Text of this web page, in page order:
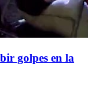
golpes en la